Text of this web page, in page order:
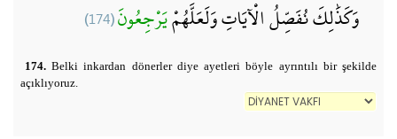
وَكَذَٰلِكَ نُفَصِّلُ الْآيَاتِ وَلَعَلَّهُمْيَرْجِعُونَ(174)
174.Belki inkardan dönerler diye ayetleri böyle ayrıntılı bir şekilde
açıklıyoruz.